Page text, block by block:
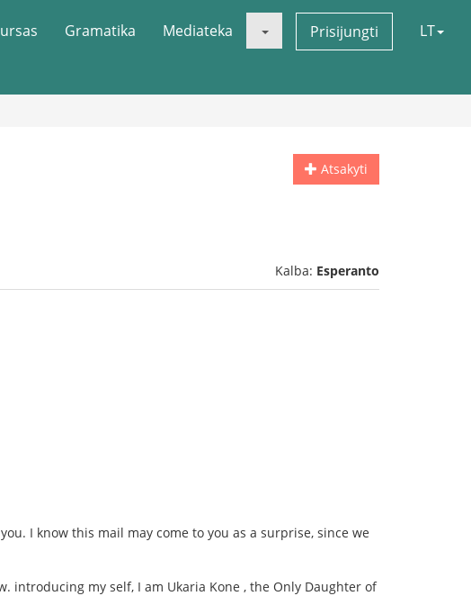
Gramatika Mediateka Prisijungti LT
Atsakyti
Kalba: Esperanto
I know this mail may come to you as a surprise, since we
introducing my self, I am Ukaria Kone , the Only Daughter of